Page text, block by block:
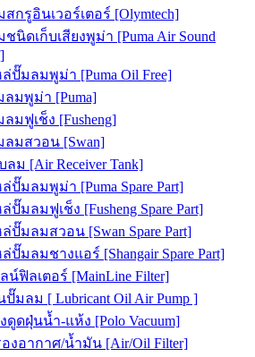
กรูอินเวอร์เตอร์ [Olymtech]
นิดเก็บเสียงพูม่า [Puma Air Sound
ปั๊มลมพูม่า [Puma Oil Free]
มพูม่า [Puma]
มฟูเช็ง [Fusheng]
มสวอน [Swan]
ลม [Air Receiver Tank]
ปั๊มลมพูม่า [Puma Spare Part]
ปั๊มลมฟูเช็ง [Fusheng Spare Part]
ปั๊มลมสวอน [Swan Spare Part]
ปั๊มลมชางแอร์ [Shangair Spare Part]
น์ฟิลเตอร์ [MainLine Filter]
มลม [ Lubricant Oil Air Pump ]
ดูดฝุ่นน้ำ-แห้ง [Polo Vacuum]
งอากาศ/น้ำมัน [Air/Oil Filter]